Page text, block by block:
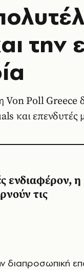
την
Poll Greece
και επενδυτές
ενδιαφέρον, η
τις
διαπροσωπική